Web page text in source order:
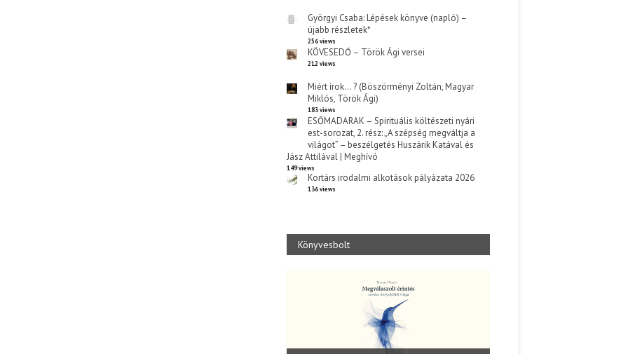
Györgyi Csaba: Lépések könyve (napló) –
újabb részletek*
256 views
KÖVESEDŐ – Török Ági versei
212 views
Miért írok… ? (Böszörményi Zoltán, Magyar
Miklós, Török Ági)
183 views
ESŐMADARAK – Spirituális költészeti nyári
est-sorozat, 2. rész: „A szépség megváltja a
világot” – beszélgetés Huszárik Katával és
Jász Attilával | Meghívó
149 views
Kortárs irodalmi alkotások pályázata 2026
136 views
Könyvesbolt